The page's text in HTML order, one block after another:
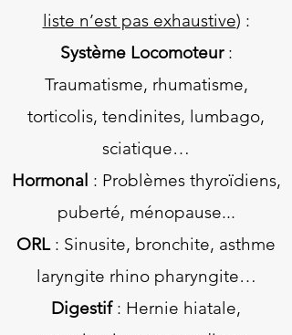
liste n’est pas exhaustive) :
Système Locomoteur :
Traumatisme, rhumatisme,
torticolis, tendinites, lumbago,
sciatique…
Hormonal : Problèmes thyroïdiens,
puberté, ménopause...
ORL: Sinusite, bronchite, asthme
laryngite rhino pharyngite…
Digestif: Hernie hiatale,